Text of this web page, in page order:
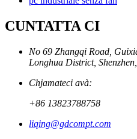
CUNTATTA CI
No 69 Zhangqi Road,
Longhua District,
Chjamateci avà:
+86 13823788758
liqing@gdcompt.com